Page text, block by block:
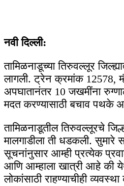
नवी दिल्ली:
तामिळनाडूच्या तिरुवल्लूर
लागली. ट्रेन क्रमांक 12578,
अपघातानंतर 10 जखमींना
मदत करण्यासाठी बचाव पथके
तामिळनाडूतील तिरुवल्लूरचे
मालगाडीला ती धडकली. सुमारे
सूचनांनुसार आम्ही प्रत्येक
आणि आम्हाला खात्री आहे की
लोकांसाठी राहण्याचीही